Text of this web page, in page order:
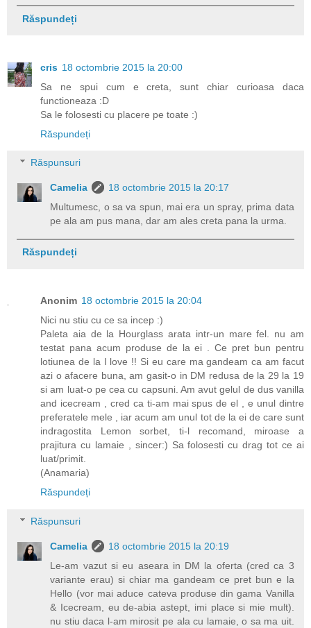
Răspundeți
cris 18 octombrie 2015 la 20:00
Sa ne spui cum e creta, sunt chiar curioasa daca
functioneaza :D
Sa le folosesti cu placere pe toate :)
Răspundeți
Răspunsuri
Camelia
18 octombrie 2015 la 20:17
Multumesc, o sa va spun, mai era un spray, prima data
pe ala am pus mana, dar am ales creta pana la urma.
Răspundeți
Anonim 18 octombrie 2015 la 20:04
Nici nu stiu cu ce sa incep :)
Paleta aia de la Hourglass arata intr-un mare fel. nu am
testat pana acum produse de la ei . Ce pret bun pentru
lotiunea de la I love !! Si eu care ma gandeam ca am facut
azi o afacere buna, am gasit-o in DM redusa de la 29 la 19
si am luat-o pe cea cu capsuni. Am avut gelul de dus vanilla
and icecream , cred ca ti-am mai spus de el , e unul dintre
preferatele mele , iar acum am unul tot de la ei de care sunt
indragostita Lemon sorbet, ti-l recomand, miroase a
prajitura cu lamaie , sincer:) Sa folosesti cu drag tot ce ai
luat/primit.
(Anamaria)
Răspundeți
Răspunsuri
Camelia
18 octombrie 2015 la 20:19
Le-am vazut si eu aseara in DM la oferta (cred ca 3
variante erau) si chiar ma gandeam ce pret bun e la
Hello (vor mai aduce cateva produse din gama Vanilla
& Icecream, eu de-abia astept, imi place si mie mult).
nu stiu daca l-am mirosit pe ala cu lamaie, o sa ma uit.